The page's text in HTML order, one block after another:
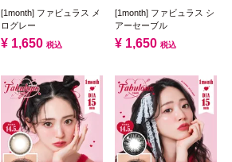
[1month] ファビュラス メ
ログレー
¥ 1,650 税込
[1month] ファビュラス シ
アーセーブル
¥ 1,650 税込